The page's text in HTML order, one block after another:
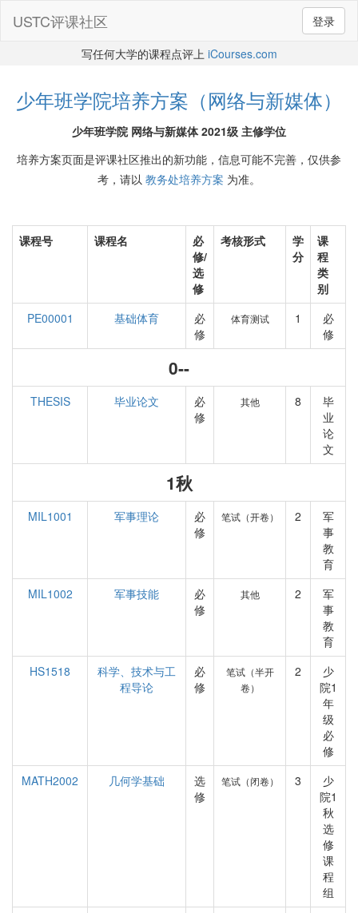
登录
USTC评课社区
写任何大学的课程点评上 iCourses.com
少年班学院培养方案（网络与新媒体）
少年班学院 网络与新媒体 2021级 主修学位
培养方案页面是评课社区推出的新功能，信息可能不完善，仅供参
考，请以 教务处培养方案 为准。
课程号 课程名
必
修/
选
修
考核形式
学
分
课
程
类
别
PE00001
基础体育
必
修
体育测试 1
必
修
0--
THESIS 毕业论文
必
修
其他 8
毕
业
论
文
1秋
MIL1001 军事理论
必
修
笔试（开卷） 2
军
事
教
育
MIL1002
军事技能
必
修
其他 2
军
事
教
育
HS1518
科学、技术与工
程导论
必
修
笔试（半开
卷）
2
少
院1
年
级
必
修
MATH2002
几何学基础
选
修
笔试（闭卷） 3
少
院1
秋
选
修
课
程
组